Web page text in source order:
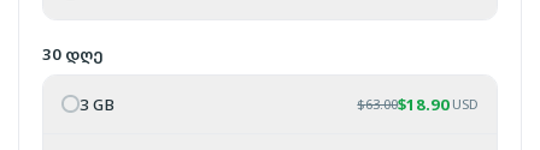
30 დღე
3 GB $63.00$18.90 USD